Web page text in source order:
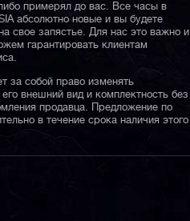
примерял до вас. Все часы в
абсолютно новые и вы будете
свое запястье. Для нас это важно и
гарантировать клиентам
за собой право изменять
внешний вид и комплектность без
продавца. Предложение по
в течение срока наличия этого